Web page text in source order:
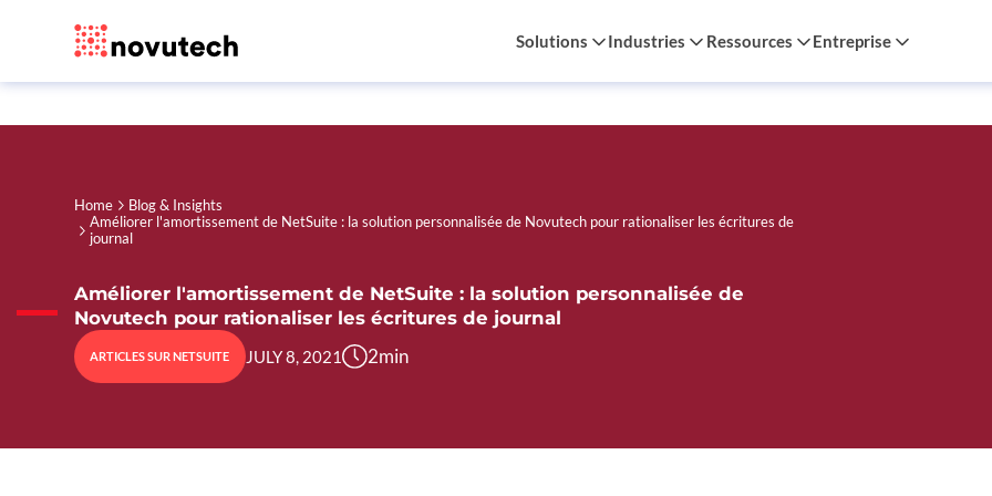
Solutions Industries Ressources Entreprise
Home
Blog & Insights
Améliorer l'amortissement de NetSuite : la solution personnalisée de Novutech pour rationaliser les écritures de
journal
Améliorer l'amortissement de NetSuite : la solution personnalisée de
Novutech pour rationaliser les écritures de journal
ARTICLES SUR NETSUITE JULY 8, 2021 2min